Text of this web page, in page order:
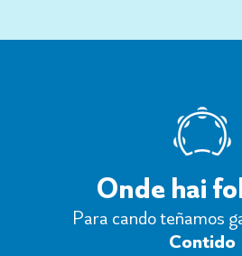
Onde hai
Para cando teñamos
Contido